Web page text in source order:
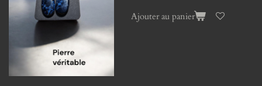
Ajouter au panier